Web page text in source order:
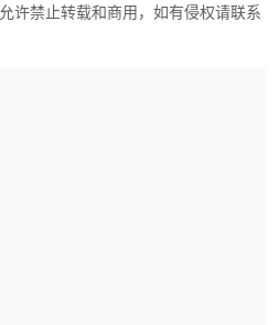
许禁止转载和商用，如有侵权请联系